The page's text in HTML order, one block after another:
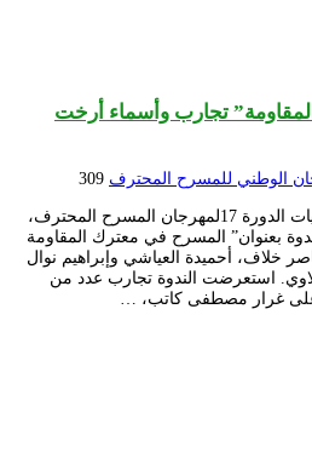
تجارب وأسماء أرخت
الوطني للمسرح المحترف 309
في إطار البرنامج المرافق لفعاليات الدورة 17لمهرجان المسرح المحترف،
بعنوان” المسرح في معترك المقاومة
خلاف، أحميدة العياشي وإبراهيم نوال
استعرضت الندوة تجارب عدد من
على غرار مصطفى كاتب، …